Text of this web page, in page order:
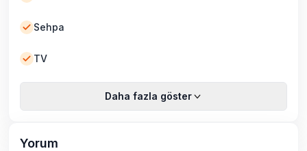
Sehpa
TV
Daha fazla göster
Yorum